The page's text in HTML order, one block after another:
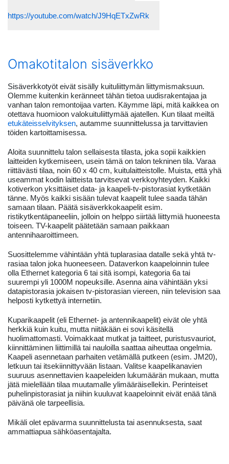
https://youtube.com/watch/J9HqETxZwRk
Omakotitalon sisäverkko
Sisäverkkotyöt eivät sisälly kuituliittymän liittymismaksuun.
Olemme kuitenkin keränneet tähän tietoa uudisrakentajaa ja
vanhan talon remontoijaa varten. Käymme läpi, mitä kaikkea on
otettava huomioon valokuituliittymää ajatellen. Kun tilaat meiltä
etukäteisselvityksen, autamme suunnittelussa ja tarvittavien
töiden kartoittamisessa.
Aloita suunnittelu talon sellaisesta tilasta, joka sopii kaikkien
laitteiden kytkemiseen, usein tämä on talon tekninen tila. Varaa
riittävästi tilaa, noin 60 x 40 cm, kuitulaitteistolle. Muista, että yhä
useammat kodin laitteista tarvitsevat verkkoyhteyden. Kaikki
kotiverkon yksittäiset data- ja kaapeli-tv-pistorasiat kytketään
tänne. Myös kaikki sisään tulevat kaapelit tulee saada tähän
samaan tilaan. Päätä sisäverkkokaapelit esim.
ristikytkentäpaneeliin, jolloin on helppo siirtää liittymiä huoneesta
toiseen. TV-kaapelit päätetään samaan paikkaan
antennihaaroittimeen.
Suosittelemme vähintään yhtä tuplarasiaa datalle sekä yhtä tv-
rasiaa talon joka huoneeseen. Dataverkon kaapeloinnin tulee
olla Ethernet kategoria 6 tai sitä isompi, kategoria 6a tai
suurempi yli 1000M nopeuksille. Asenna aina vähintään yksi
datapistorasia jokaisen tv-pistorasian viereen, niin television saa
helposti kytkettyä internetiin.
Kuparikaapelit (eli Ethernet- ja antennikaapelit) eivät ole yhtä
herkkiä kuin kuitu, mutta niitäkään ei sovi käsitellä
huolimattomasti. Voimakkaat mutkat ja taitteet, puristusvauriot,
kiinnittäminen liittimillä tai nauloilla saattaa aiheuttaa ongelmia.
Kaapeli asennetaan parhaiten vetämällä putkeen (esim. JM20),
letkuun tai itsekiinnittyvään listaan. Valitse kaapelikanavien
suuruus asennettavien kaapeleiden lukumäärän mukaan, mutta
jätä mielellään tilaa muutamalle ylimääräisellekin. Perinteiset
puhelinpistorasiat ja niihin kuuluvat kaapeloinnit eivät enää tänä
päivänä ole tarpeellisia.
Mikäli olet epävarma suunnittelusta tai asennuksesta, saat
ammattiapua sähköasentajalta.